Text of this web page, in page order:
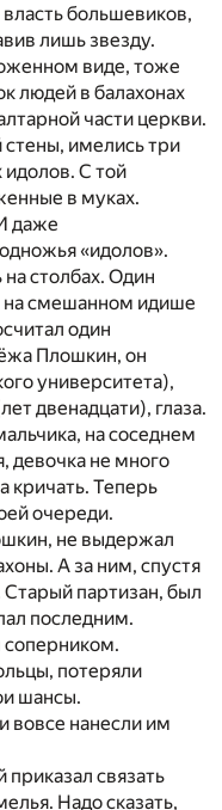
большевиков,
лишь звезду.
виде, тоже
людей в балахонах
части церкви.
имелись три
С той
в муках.
даже
«идолов».
столбах. Один
на смешанном идише
один
Плошкин, он
университета),
двенадцати), глаза.
на соседнем
девочка не много
кричать. Теперь
очереди.
не выдержал
А за ним, спустя
Старый партизан, был
последним.
соперником.
потеряли
шансы.
вовсе нанесли им
связать
Надо сказать,